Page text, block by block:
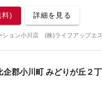
料) 詳細を見る
ション小川店 (株)ライフアップエ
企郡小川町 みどりが丘２